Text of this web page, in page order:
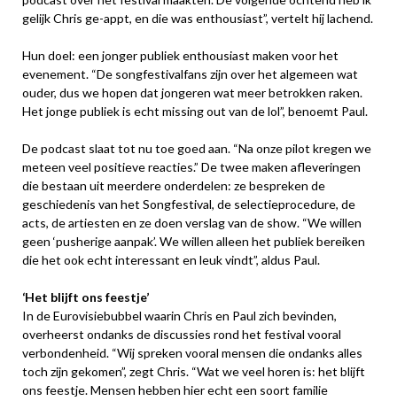
gelijk Chris ge-appt, en die was enthousiast”, vertelt hij lachend.
Hun doel: een jonger publiek enthousiast maken voor het
evenement. “De songfestivalfans zijn over het algemeen wat
ouder, dus we hopen dat jongeren wat meer betrokken raken.
Het jonge publiek is echt missing out van de lol”, benoemt Paul.
De podcast slaat tot nu toe goed aan. “Na onze pilot kregen we
meteen veel positieve reacties.” De twee maken afleveringen
die bestaan uit meerdere onderdelen: ze bespreken de
geschiedenis van het Songfestival, de selectieprocedure, de
acts, de artiesten en ze doen verslag van de show. “We willen
geen ‘pusherige aanpak’. We willen alleen het publiek bereiken
die het ook echt interessant en leuk vindt”, aldus Paul.
‘Het blijft ons feestje’
In de Eurovisiebubbel waarin Chris en Paul zich bevinden,
overheerst ondanks de discussies rond het festival vooral
verbondenheid. “Wij spreken vooral mensen die ondanks alles
toch zijn gekomen”, zegt Chris. “Wat we veel horen is: het blijft
ons feestje. Mensen hebben hier echt een soort familie